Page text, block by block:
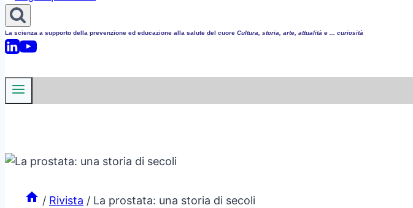
La scienza a supporto della prevenzione ed educazione alla salute del cuore Cultura, storia, arte, attualità e ... curiosità
/ Rivista / La prostata: una storia di secoli